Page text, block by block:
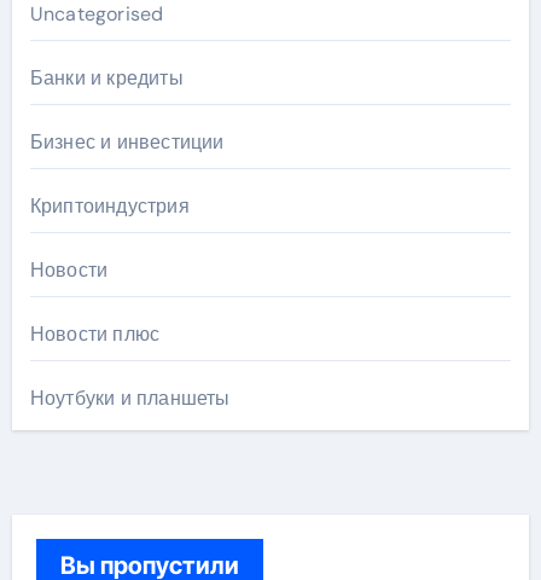
Uncategorised
Банки и кредиты
Бизнес и инвестиции
Криптоиндустрия
Новости
Новости плюс
Ноутбуки и планшеты
Вы пропустили